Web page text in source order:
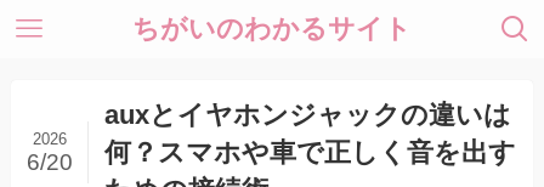
ちがいのわかるサイト
auxとイヤホンジャックの違いは
何？スマホや車で正しく音を出す
2026
6/20